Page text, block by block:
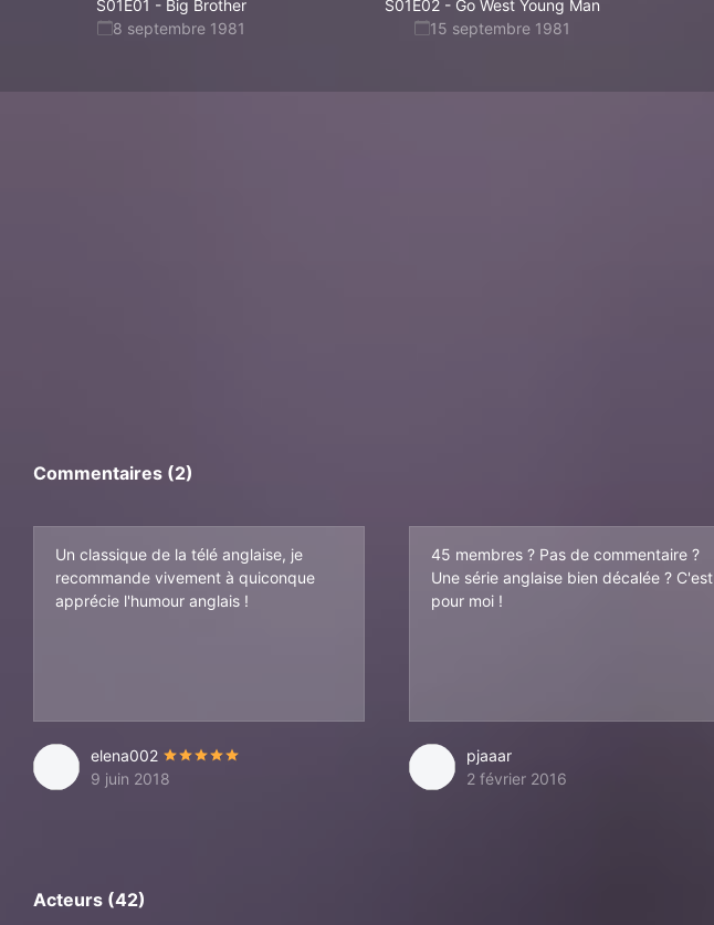
S01E01 - Big Brother
8 septembre 1981
S01E02- Go West Young Man
15 septembre 1981
Commentaires (2)
Un classique de la télé anglaise, je
recommande vivement à quiconque
apprécie l'humour anglais !
elena002
9 juin 2018
45 membres ? Pas de commentaire ?
Une série anglaise bien décalée ? C'est
pour moi !
pjaaar
2 février 2016
Acteurs (42)